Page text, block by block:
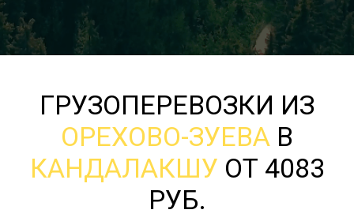
ГРУЗОПЕРЕВОЗКИ ИЗ
ОРЕХОВО-ЗУЕВА В
КАНДАЛАКШУ ОТ 4083
РУБ.